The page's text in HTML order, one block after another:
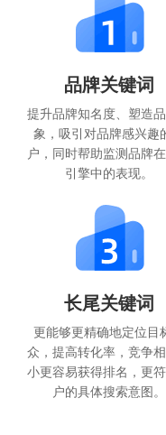
品牌关键词
提升品牌知名度、塑造
象，吸引对品牌感兴趣
户，同时帮助监测品牌
引擎中的表现。
长尾关键词
更能够更精确地定位目
众，提高转化率，竞争
小更容易获得排名，更
户的具体搜索意图。